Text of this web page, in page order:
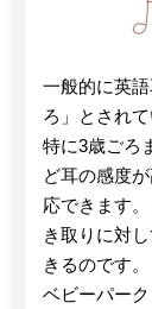
一般的に英
ろ」とされて
特に3歳ごろ
ど耳の感度
応できます
き取りに対
きるのです。
ベビーパー